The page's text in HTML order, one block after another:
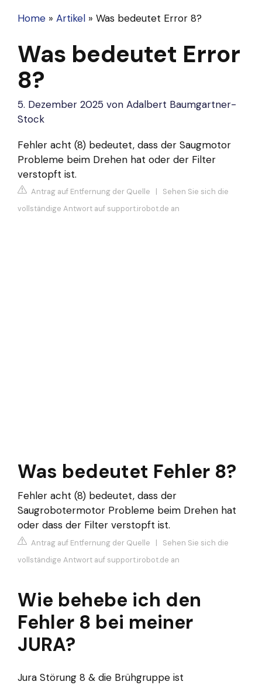
Home » Artikel » Was bedeutet Error 8?
Was bedeutet Error
8?
5. Dezember 2025 von Adalbert Baumgartner-
Stock
Fehler acht (8) bedeutet, dass der Saugmotor
Probleme beim Drehen hat oder der Filter
verstopft ist.
Antrag auf Entfernung der Quelle | Sehen Sie sich die
vollständige Antwort auf support.irobot.de an
Was bedeutet Fehler 8?
Fehler acht (8) bedeutet, dass der
Saugrobotermotor Probleme beim Drehen hat
oder dass der Filter verstopft ist.
Antrag auf Entfernung der Quelle | Sehen Sie sich die
vollständige Antwort auf support.irobot.de an
Wie behebe ich den
Fehler 8 bei meiner
JURA?
Jura Störung 8 & die Brühgruppe ist